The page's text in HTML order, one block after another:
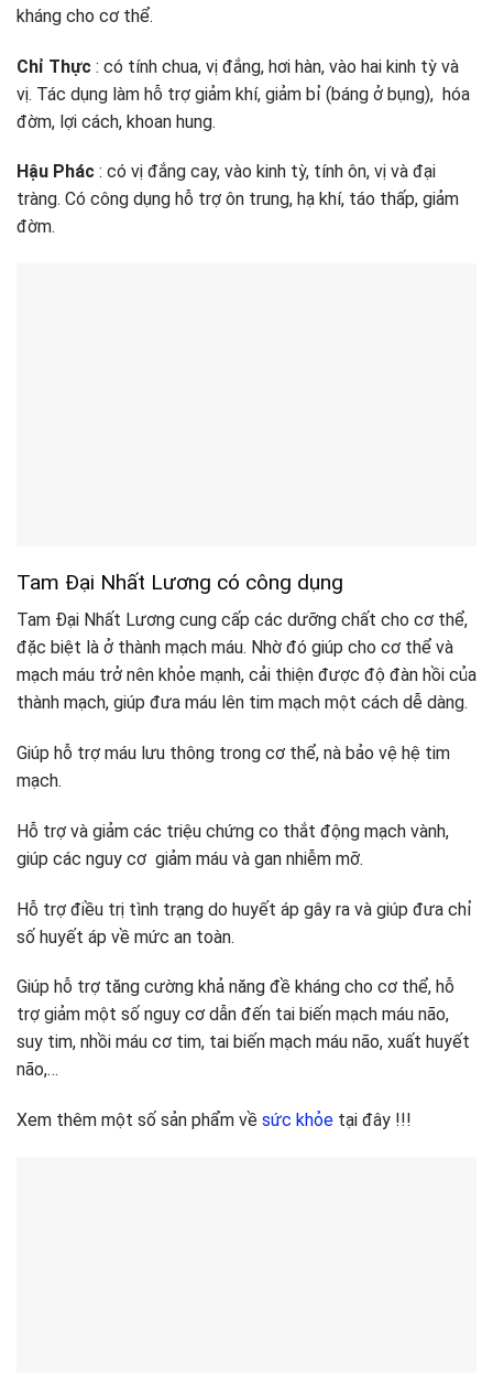
kháng cho cơ thể.
Chỉ Thực : có tính chua, vị đắng, hơi hàn, vào hai kinh tỳ và
vị. Tác dụng làm hỗ trợ giảm khí, giảm bỉ (báng ở bụng), hóa
đờm, lợi cách, khoan hung.
Hậu Phác : có vị đắng cay, vào kinh tỳ, tính ôn, vị và đại
tràng. Có công dụng hỗ trợ ôn trung, hạ khí, táo thấp, giảm
đờm.
Tam Đại Nhất Lương có công dụng
Tam Đại Nhất Lương cung cấp các dưỡng chất cho cơ thể,
đặc biệt là ở thành mạch máu. Nhờ đó giúp cho cơ thể và
mạch máu trở nên khỏe mạnh, cải thiện được độ đàn hồi của
thành mạch, giúp đưa máu lên tim mạch một cách dễ dàng.
Giúp hỗ trợ máu lưu thông trong cơ thể, nà bảo vệ hệ tim
mạch.
Hỗ trợ và giảm các triệu chứng co thắt động mạch vành,
giúp các nguy cơ giảm máu và gan nhiễm mỡ.
Hỗ trợ điều trị tình trạng do huyết áp gây ra và giúp đưa chỉ
số huyết áp về mức an toàn.
Giúp hỗ trợ tăng cường khả năng đề kháng cho cơ thể, hỗ
trợ giảm một số nguy cơ dẫn đến tai biến mạch máu não,
suy tim, nhồi máu cơ tim, tai biến mạch máu não, xuất huyết
não,…
Xem thêm một số sản phẩm về sức khỏe tại đây !!!